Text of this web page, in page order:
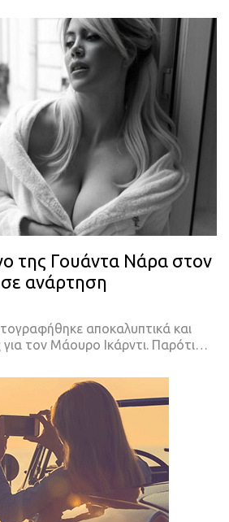
της Γουάντα Νάρα στον
σε ανάρτηση
αποκαλυπτικά και
τον Μάουρο Ικάρντι. Παρότι